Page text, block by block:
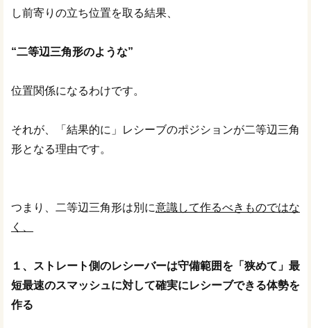
し前寄りの立ち位置を取る結果、
“二等辺三角形のような”
位置関係になるわけです。
それが、「結果的に」レシーブのポジションが二等辺三角
形となる理由です。
つまり、二等辺三角形は別に意識して作るべきものではな
く、
１、ストレート側のレシーバーは守備範囲を「狭めて」最
短最速のスマッシュに対して確実にレシーブできる体勢を
作る